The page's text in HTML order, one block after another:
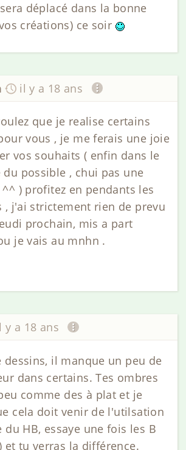
déplacé dans la bonne
créations) ce soir
il y a 18 ans
que je realise certains
vous , je me ferais une joie
vos souhaits ( enfin dans le
du possible , chui pas une
) profitez en pendants les
, j'ai strictement rien de prevu
prochain, mis a part
je vais au mnhn .
y a 18 ans
dessins, il manque un peu de
dans certains. Tes ombres
comme des à plat et je
cela doit venir de l'utilsation
du HB, essaye une fois les B
et tu verras la différence.